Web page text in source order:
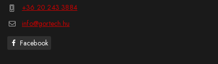
+36 20 243 3884
info@gortech.hu
Facebook